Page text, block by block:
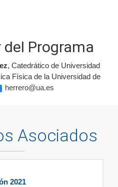
Programa
, Catedrático de Universidad
Física de la Universidad de
herrero@ua.es
Asociados
2021